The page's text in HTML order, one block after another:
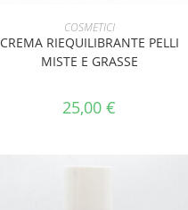
AGGIUNGI AL CARRELLO
COSMETICI
CREMA RIEQUILIBRANTE PELLI
MISTE E GRASSE
25,00 €